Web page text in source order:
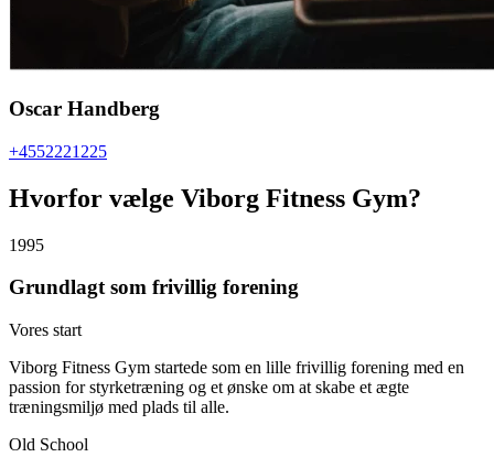
Oscar Handberg
+4552221225
Hvorfor vælge Viborg Fitness Gym?
1995
Grundlagt som frivillig forening
Vores start
Viborg Fitness Gym startede som en lille frivillig forening med en
passion for styrketræning og et ønske om at skabe et ægte
træningsmiljø med plads til alle.
Old School